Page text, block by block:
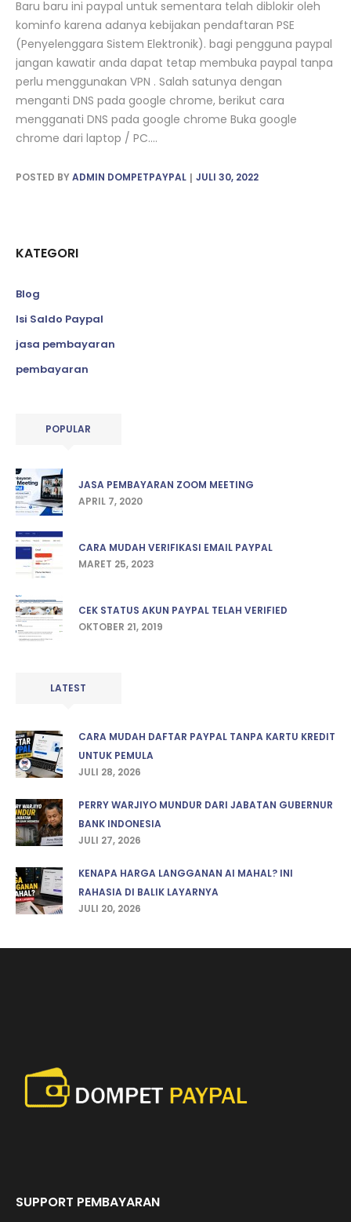
Baru baru ini paypal untuk sementara telah diblokir oleh
kominfo karena adanya kebijakan pendaftaran PSE
(Penyelenggara Sistem Elektronik). bagi pengguna paypal
jangan kawatir anda dapat tetap membuka paypal tanpa
perlu menggunakan VPN . Salah satunya dengan
menganti DNS pada google chrome, berikut cara
mengganati DNS pada google chrome Buka google
chrome dari laptop / PC....
POSTED BYADMIN DOMPETPAYPAL JULI 30, 2022
KATEGORI
Blog
Isi Saldo Paypal
jasa pembayaran
pembayaran
POPULAR
JASA PEMBAYARAN ZOOM MEETING
APRIL 7, 2020
CARA MUDAH VERIFIKASI EMAIL PAYPAL
MARET 25, 2023
CEK STATUS AKUN PAYPAL TELAH VERIFIED
OKTOBER 21, 2019
LATEST
CARA MUDAH DAFTAR PAYPAL TANPA KARTU KREDIT
UNTUK PEMULA
JULI 28, 2026
PERRY WARJIYO MUNDUR DARI JABATAN GUBERNUR
BANK INDONESIA
JULI 27, 2026
KENAPA HARGA LANGGANAN AI MAHAL? INI
RAHASIA DI BALIK LAYARNYA
JULI 20, 2026
SUPPORT PEMBAYARAN